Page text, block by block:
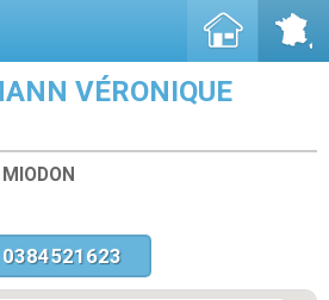
VÉRONIQUE
0384521623